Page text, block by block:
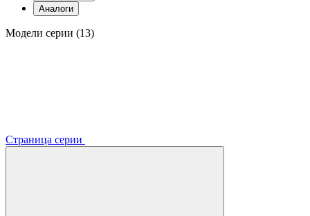
Аналоги
Модели серии (13)
Страница серии